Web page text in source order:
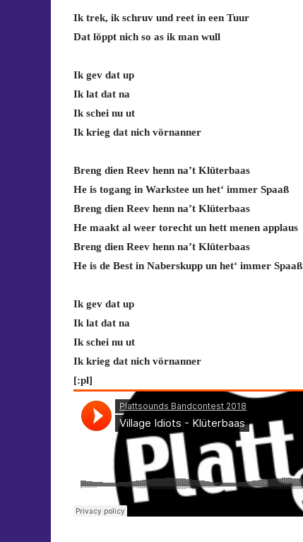
Ik trek, ik schruv und reet in een Tuur
Dat löppt nich so as ik man wull
Ik gev dat up
Ik lat dat na
Ik schei nu ut
Ik krieg dat nich vörnanner
Breng dien Reev henn na’t Klüterbaas
He is togang in Warkstee un het‘ immer Spaaß
Breng dien Reev henn na’t Klüterbaas
He maakt al weer torecht un hett menen applaus
Breng dien Reev henn na’t Klüterbaas
He is de Best in Naberskupp un het‘ immer Spaaß
Ik gev dat up
Ik lat dat na
Ik schei nu ut
Ik krieg dat nich vörnanner
[:pl]